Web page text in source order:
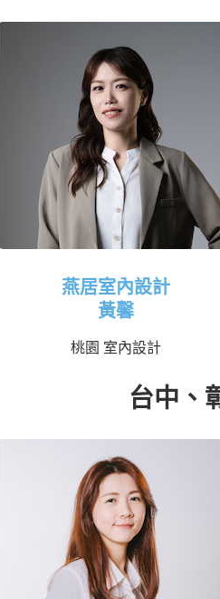
燕居室內設計
黃馨
桃園 室內設計
台中、